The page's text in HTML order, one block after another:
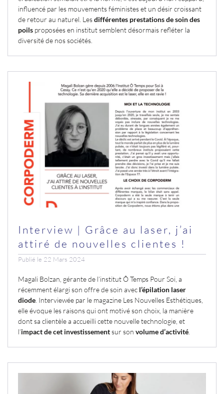
influencé par les mouvements féministes et un désir croissant
de retour au naturel. Lesdifférentes prestations de soin des
poils proposées en institut semblent désormais refléter la
diversité de nos sociétés.
Interview | Grâce au laser, j’ai
attiré de nouvelles clientes !
Publié le 22 Mars 2024
Magali Bolzan, gérante de l’institut Ô Temps Pour Soi, a
récemment élargi son offre de soin avec l’épilation laser
diode . Interviewée par le magazine Les Nouvelles Esthétiques,
elle évoque les raisons qui ont motivé son choix, la manière
dont sa clientèle a accueilli cette nouvelle technologie, et
l’impact de cet investissementsur son volume d’activité